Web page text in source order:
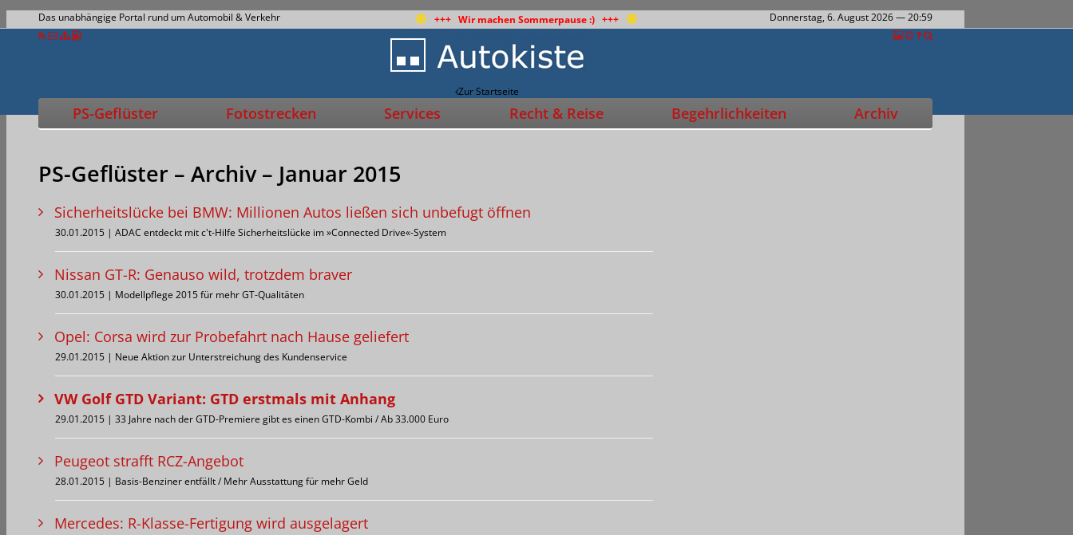
Das unabhängige Portal rund um Automobil & Verkehr +++ Wir machen Sommerpause :) +++ Donnerstag, 6. August 2026— 20:59
Zur Startseite
PS-Geflüster Fotostrecken Services Recht & Reise Begehrlichkeiten Archiv
PS-Geflüster – Archiv – Januar 2015
Sicherheitslücke bei BMW: Millionen Autos ließen sich unbefugt öffnen
30.01.2015 | ADAC entdeckt mit c't-Hilfe Sicherheitslücke im »Connected Drive«-System
Nissan GT-R: Genauso wild, trotzdem braver
30.01.2015 | Modellpflege 2015 für mehr GT-Qualitäten
Opel: Corsa wird zur Probefahrt nach Hause geliefert
29.01.2015 | Neue Aktion zur Unterstreichung des Kundenservice
VW Golf GTD Variant: GTD erstmals mit Anhang
29.01.2015 | 33 Jahre nach der GTD-Premiere gibt es einen GTD-Kombi / Ab 33.000 Euro
Peugeot strafft RCZ-Angebot
28.01.2015 | Basis-Benziner entfällt / Mehr Ausstattung für mehr Geld
Mercedes: R-Klasse-Fertigung wird ausgelagert